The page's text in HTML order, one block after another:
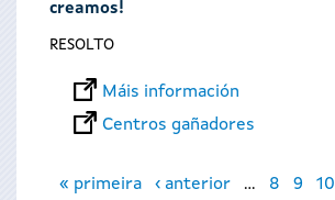
creamos!
RESOLTO
Máis información
Centros gañadores
Páxinas
« primeira ‹ anterior … 8 9 10